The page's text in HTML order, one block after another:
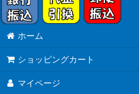
ホーム
ショッピングカート
マイページ